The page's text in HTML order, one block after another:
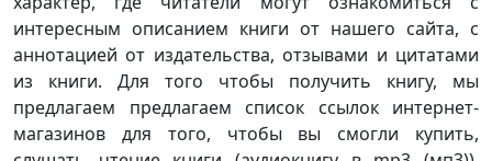
интересным описанием книги от нашего сайта, с
аннотацией от издательства, отзывами и цитатами
из книги. Для того чтобы получить книгу, мы
предлагаем предлагаем список ссылок интернет-
магазинов для того, чтобы вы смогли купить,